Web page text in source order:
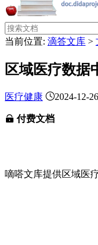
当前位置: 滴答文库 >
区域医疗数据
医疗健康 2024-12-26
付费文档
嘀嗒文库提供区域医